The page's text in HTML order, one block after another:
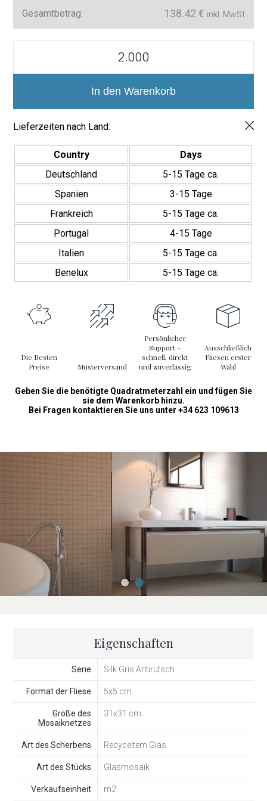
Verwandeln Sie Ihre Räume mit Stil
Ob Zuhause oder im gewerblichen Bereich – Silk Arena 5×5 bietet
Sicherheit, Eleganz und einfache Pflege für langlebige und
Gesamtbetrag: 138.42 € inkl. MwSt
In den Warenkorb
Lieferzeiten nach Land:
Country
Days
Deutschland
5-15 Tage ca.
Spanien
3-15 Tage
Frankreich
5-15 Tage ca.
Portugal
4-15 Tage
Italien
5-15 Tage ca.
Benelux
5-15 Tage ca.
Die Besten
Preise
Musterversand
Persönlicher
Support –
schnell, direkt
und zuverlässig
Ausschließlich
Fliesen erster
Wahl
Geben Sie die benötigte Quadratmeterzahl ein und fügen Sie
sie dem Warenkorb hinzu.
Bei Fragen kontaktieren Sie uns unter +34 623 109613
Eigenschaften
Serie Silk Gris Antirutsch
Format der Fliese 5x5 cm
Größe des
Mosaiknetzes
31x31 cm
Art des Scherbens Recyceltem Glas
Art des Stücks Glasmosaik
Verkaufseinheit m2